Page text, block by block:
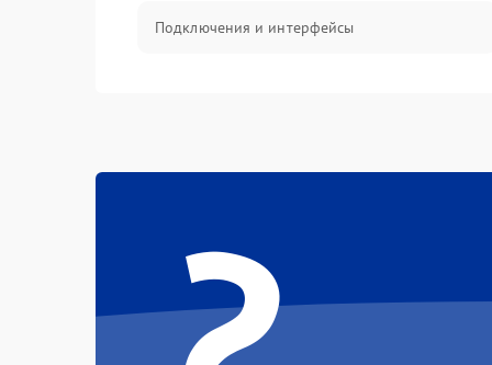
Подключения и интерфейсы
Электроника